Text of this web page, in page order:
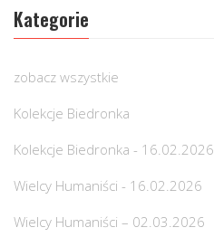
Kategorie
zobacz wszystkie
Kolekcje Biedronka
Kolekcje Biedronka - 16.02.2026
Wielcy Humaniści - 16.02.2026
Wielcy Humaniści – 02.03.2026